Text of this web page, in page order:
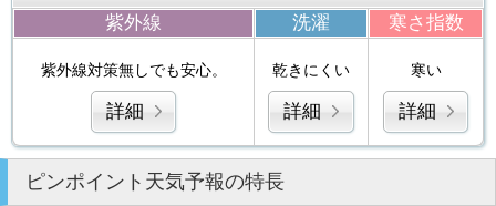
紫外線 洗濯 寒さ指数
紫外線対策無しでも安心。
詳細
乾きにくい
詳細
寒い
詳細
ピンポイント天気予報の特長